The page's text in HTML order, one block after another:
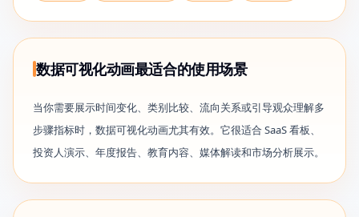
数据可视化动画最适合的使用场景
当你需要展示时间变化、类别比较、流向关系或引导观众理解多
步骤指标时，数据可视化动画尤其有效。它很适合 SaaS 看板、
投资人演示、年度报告、教育内容、媒体解读和市场分析展示。